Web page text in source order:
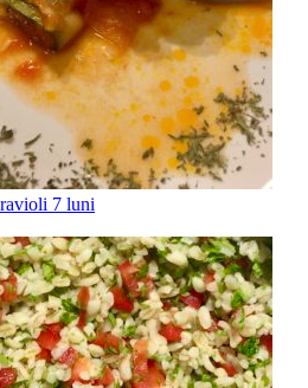
7 luni